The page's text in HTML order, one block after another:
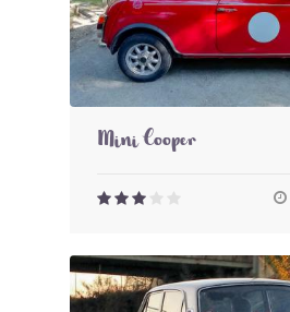
Mini Cooper